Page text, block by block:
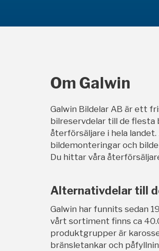
Om Galwin
Galwin Bildelar AB är ett
bilreservdelar till de flesta
återförsäljare i hela
bildemonteringar och
Du hittar våra
Alternativdelar till
Galwin har funnits sedan
vårt sortiment finns ca
produktgrupper är
bränsletankar och